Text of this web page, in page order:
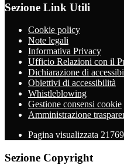
Sezione Link Utili
Cookie policy
Note legali
Informativa Privacy
Ufficio Relazioni con il
Dichiarazione di
Obiettivi di accessibilità
Whistleblowing
Gestione consensi cookie
Amministrazione
Pagina visualizzata
Sezione Copyright